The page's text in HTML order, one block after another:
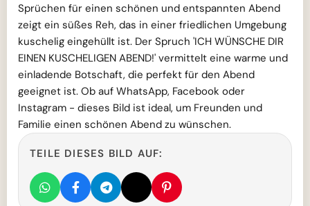
Sprüchen für einen schönen und entspannten Abend
zeigt ein süßes Reh, das in einer friedlichen Umgebung
kuschelig eingehüllt ist. Der Spruch 'ICH WÜNSCHE DIR
EINEN KUSCHELIGEN ABEND!' vermittelt eine warme und
einladende Botschaft, die perfekt für den Abend
geeignet ist. Ob auf WhatsApp, Facebook oder
Instagram - dieses Bild ist ideal, um Freunden und
Familie einen schönen Abend zu wünschen.
TEILE DIESES BILD AUF: